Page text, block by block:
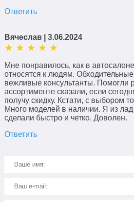
Ответить
Вячеслав | 3.06.2024
Мне понравилось, как в
относятся к людям.
вежливые консультанты. Помогли
ассортименте сказали, если
получу скидку. Кстати, с выбором
Много моделей в наличии. Я из
сделали быстро и четко. Доволен.
Ответить